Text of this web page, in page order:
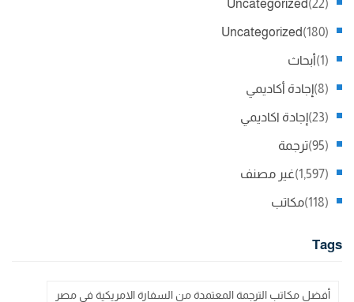
Uncategorized (22)
Uncategorized (180)
أبحاث (1)
إجادة أكاديمي (8)
إجادة اكاديمي (23)
ترجمة (95)
غير مصنف (1,597)
مكاتب (118)
Tags
أفضل مكاتب الترجمة المعتمدة من السفارة الامريكية في مصر